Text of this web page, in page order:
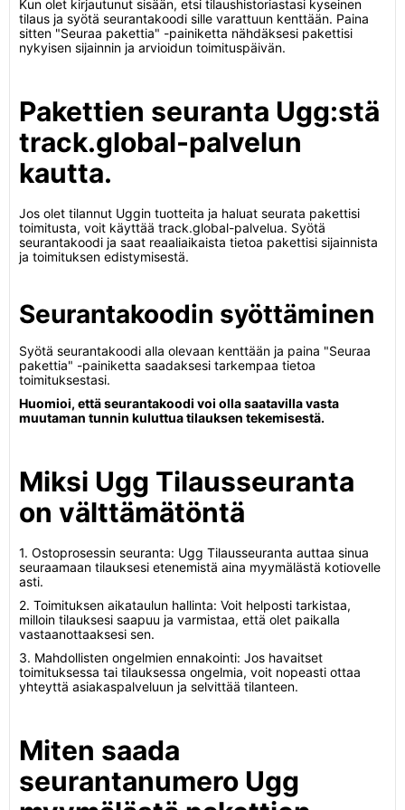
Kun olet kirjautunut sisään, etsi tilaushistoriastasi kyseinen
tilaus ja syötä seurantakoodi sille varattuun kenttään. Paina
sitten "Seuraa pakettia" -painiketta nähdäksesi pakettisi
nykyisen sijainnin ja arvioidun toimituspäivän.
Pakettien seuranta Ugg:stä
track.global-palvelun
kautta.
Jos olet tilannut Uggin tuotteita ja haluat seurata pakettisi
toimitusta, voit käyttää track.global-palvelua. Syötä
seurantakoodi ja saat reaaliaikaista tietoa pakettisi sijainnista
ja toimituksen edistymisestä.
Seurantakoodin syöttäminen
Syötä seurantakoodi alla olevaan kenttään ja paina "Seuraa
pakettia" -painiketta saadaksesi tarkempaa tietoa
toimituksestasi.
Huomioi, että seurantakoodi voi olla saatavilla vasta
muutaman tunnin kuluttua tilauksen tekemisestä.
Miksi Ugg Tilausseuranta
on välttämätöntä
1. Ostoprosessin seuranta: Ugg Tilausseuranta auttaa sinua
seuraamaan tilauksesi etenemistä aina myymälästä kotiovelle
asti.
2. Toimituksen aikataulun hallinta: Voit helposti tarkistaa,
milloin tilauksesi saapuu ja varmistaa, että olet paikalla
vastaanottaaksesi sen.
3. Mahdollisten ongelmien ennakointi: Jos havaitset
toimituksessa tai tilauksessa ongelmia, voit nopeasti ottaa
yhteyttä asiakaspalveluun ja selvittää tilanteen.
Miten saada
seurantanumero Ugg